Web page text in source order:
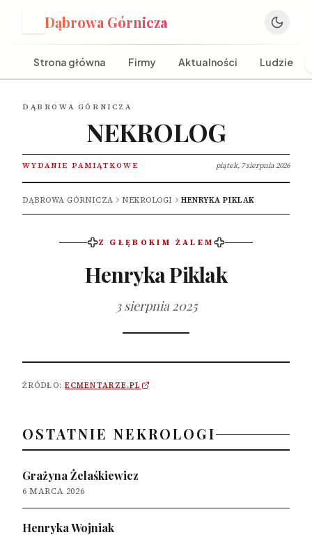
Dąbrowa Górnicza
Strona główna Firmy Aktualności Ludzie
DĄBROWA GÓRNICZA
NEKROLOG
WYDANIE PAMIĄTKOWE piątek, 7 sierpnia 2026
DĄBROWA GÓRNICZA NEKROLOGI HENRYKA PIKLAK
Z GŁĘBOKIM ŻALEM
Henryka Piklak
3 sierpnia 2025
ŹRÓDŁO: ECMENTARZE.PL
OSTATNIE NEKROLOGI
Grażyna Żelaśkiewicz
6 MARCA 2026
Henryka Wojniak